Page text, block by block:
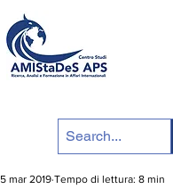
5 mar 2019 Tempo di lettura: 8 min